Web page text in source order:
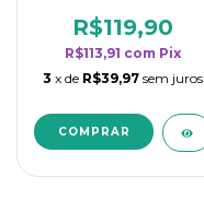
rendimento da
categoria - Flor de
Laranjeira
R$119,90
R$113,91 com Pix
3 x de R$39,97 sem juros